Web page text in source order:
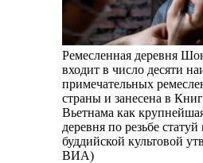
Ремесленная деревня
входит в число десяти
примечательных
страны и занесена в
Вьетнама как
деревня по резьбе
буддийской культовой
ВИА)